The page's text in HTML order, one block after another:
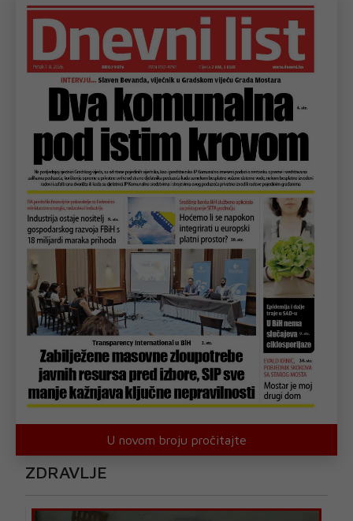
U novom broju pročitajte
ZDRAVLJE